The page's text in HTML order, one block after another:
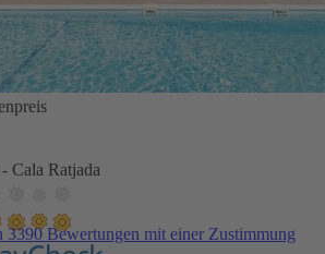
Cala Ratjada
3390 Bewertungen mit einer Zustimmung